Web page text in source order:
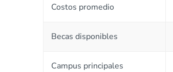
Costos promedio
Becas disponibles
Campus principales